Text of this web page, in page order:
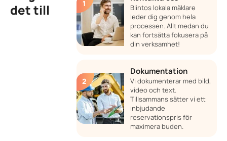
det till
Blintos lokala mäklare
leder dig genom hela
processen. Allt medan du
kan fortsätta fokusera på
din verksamhet!
Dokumentation
Vi dokumenterar med bild,
video och text.
Tillsammans sätter vi ett
inbjudande
reservationspris för
maximera buden.